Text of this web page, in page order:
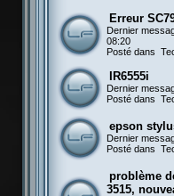
Erreur
Dernier
08:20
Posté dans
IR6555i
Dernier
Posté dans
epson
Dernier
Posté dans
problème
3515,